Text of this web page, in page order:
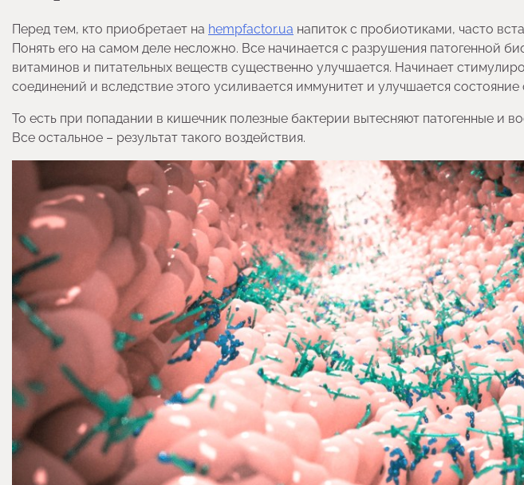
Перед тем, кто приобретает на hempfactor.ua напиток с пробиотиками, часто
Понять его на самом деле несложно. Все начинается с разрушения патогенной
витаминов и питательных веществ существенно улучшается. Начинает
соединений и вследствие этого усиливается иммунитет и улучшается
То есть при попадании в кишечник полезные бактерии вытесняют патогенные и
Все остальное – результат такого воздействия.